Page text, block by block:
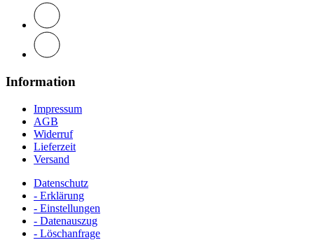
Information
Impressum
AGB
Widerruf
Lieferzeit
Versand
Datenschutz
- Erklärung
- Einstellungen
- Datenauszug
- Löschanfrage